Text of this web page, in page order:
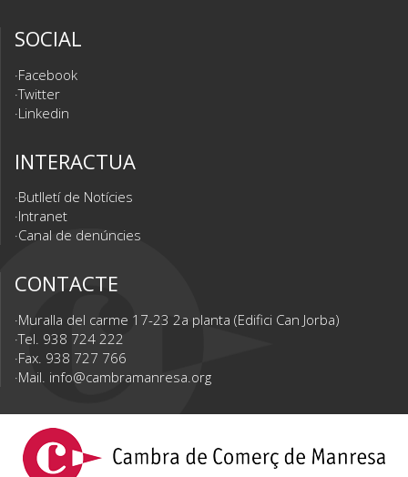
SOCIAL
Facebook
Twitter
Linkedin
INTERACTUA
Butlletí de Notícies
Intranet
Canal de denúncies
CONTACTE
Muralla del carme 17-23 2a planta (Edifici Can Jorba)
Tel. 938 724 222
Fax. 938 727 766
Mail. info@cambramanresa.org